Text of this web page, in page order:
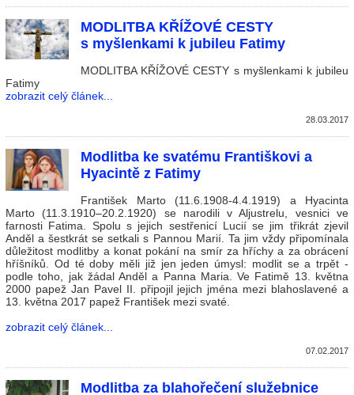
MODLITBA KŘÍŽOVÉ CESTY
s myšlenkami k jubileu Fatimy
MODLITBA KŘÍŽOVÉ CESTY s myšlenkami k jubileu
Fatimy
zobrazit celý článek...
28.03.2017
Modlitba ke svatému Františkovi a
Hyacintě z Fatimy
František Marto (11.6.1908-4.4.1919) a Hyacinta
Marto (11.3.1910–20.2.1920) se narodili v Aljustrelu, vesnici ve
farnosti Fatima. Spolu s jejich sestřenicí Lucií se jim třikrát zjevil
Anděl a šestkrát se setkali s Pannou Marií. Ta jim vždy připomínala
důležitost modlitby a konat pokání na smír za hříchy a za obrácení
hříšníků. Od té doby měli již jen jeden úmysl: modlit se a trpět -
podle toho, jak žádal Anděl a Panna Maria. Ve Fatimě 13. května
2000 papež Jan Pavel II. připojil jejich jména mezi blahoslavené a
13. května 2017 papež František mezi svaté.
zobrazit celý článek...
07.02.2017
Modlitba za blahořečení služebnice